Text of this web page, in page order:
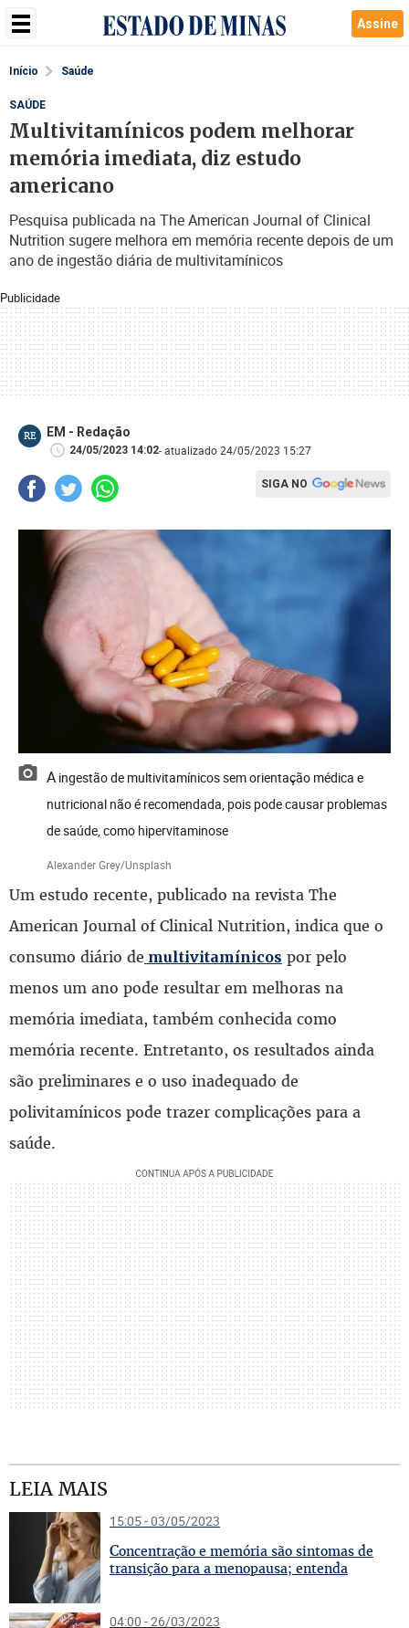
Assine
Início Saúde
Publicidade
SAÚDE
Multivitamínicos podem melhorar
memória imediata, diz estudo
americano
Pesquisa publicada na The American Journal of Clinical
Nutrition sugere melhora em memória recente depois de um
ano de ingestão diária de multivitamínicos
RE EM - Redação
24/05/2023 14:02- atualizado 24/05/2023 15:27
SIGA NO
A ingestão de multivitamínicos sem orientação médica e
nutricional não é recomendada, pois pode causar problemas
de saúde, como hipervitaminose
Alexander Grey/Unsplash
Um estudo recente, publicado na revista The
American Journal of Clinical Nutrition, indica que o
consumo diário de multivitamínicos por pelo
menos um ano pode resultar em melhoras na
memória imediata, também conhecida como
memória recente. Entretanto, os resultados ainda
são preliminares e o uso inadequado de
polivitamínicos pode trazer complicações para a
saúde.
LEIA MAIS
15:05 - 03/05/2023
Concentração e memória são sintomas de
transição para a menopausa; entenda
04:00 - 26/03/2023